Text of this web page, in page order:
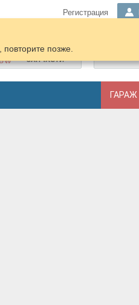
Регистрация
ПОДОБРАТЬ
ЗАПЧАСТИ
ГАРАЖ
позже.